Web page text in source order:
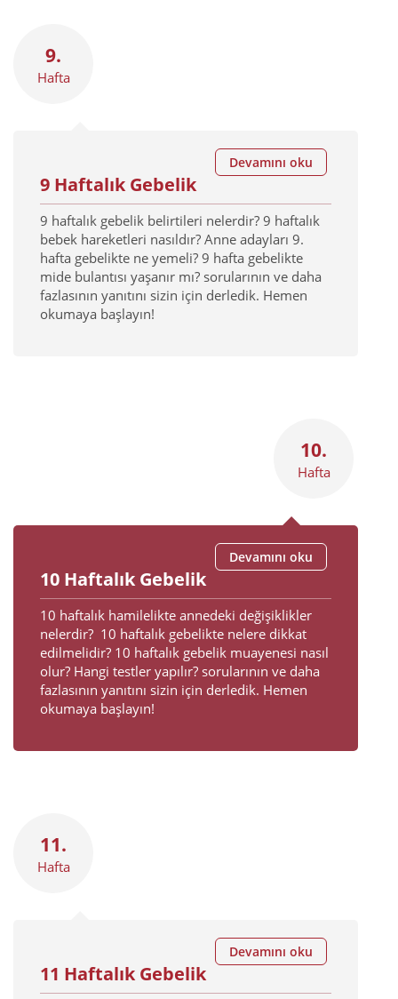
9.
Hafta
9 Haftalık Gebelik
9 haftalık gebelik belirtileri nelerdir? 9 haftalık
bebek hareketleri nasıldır? Anne adayları 9.
hafta gebelikte ne yemeli? 9 hafta gebelikte
mide bulantısı yaşanır mı? sorularının ve daha
fazlasının yanıtını sizin için derledik. Hemen
okumaya başlayın!
Devamını oku
10.
Hafta
10 Haftalık Gebelik
10 haftalık hamilelikte annedeki değişiklikler
nelerdir? 10 haftalık gebelikte nelere dikkat
edilmelidir? 10 haftalık gebelik muayenesi nasıl
olur? Hangi testler yapılır? sorularının ve daha
fazlasının yanıtını sizin için derledik. Hemen
okumaya başlayın!
Devamını oku
11.
Hafta
11 Haftalık Gebelik
Devamını oku